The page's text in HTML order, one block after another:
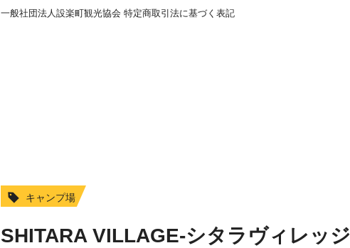
一般社団法人設楽町観光協会 特定商取引法に基づく表記
キャンプ場
SHITARA VILLAGE-シタラヴィレッジ